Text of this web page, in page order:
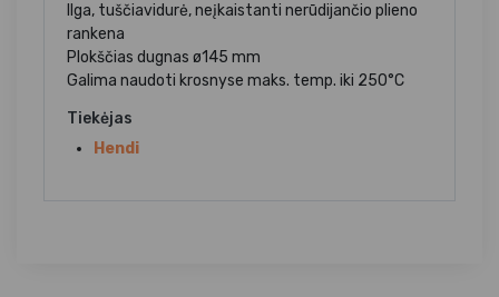
Ilga, tuščiavidurė, neįkaistanti nerūdijančio plieno
rankena
Plokščias dugnas ø145 mm
Galima naudoti krosnyse maks. temp. iki 250°C
Tiekėjas
Hendi